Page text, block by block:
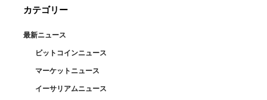
カテゴリー
最新ニュース
ビットコインニュース
マーケットニュース
イーサリアムニュース